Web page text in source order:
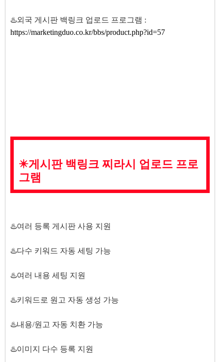
♨️외국 게시판 백링크 업로드 프로그램 :
https://marketingduo.co.kr/bbs/product.php?id=57
✴️게시판 백링크 찌라시 업로드 프로
그램
♨️여러 등록 게시판 사용 지원
♨️다수 키워드 자동 세팅 가능
♨️여러 내용 세팅 지원
♨️키워드로 원고 자동 생성 가능
♨️내용/원고 자동 치환 가능
♨️이미지 다수 등록 지원